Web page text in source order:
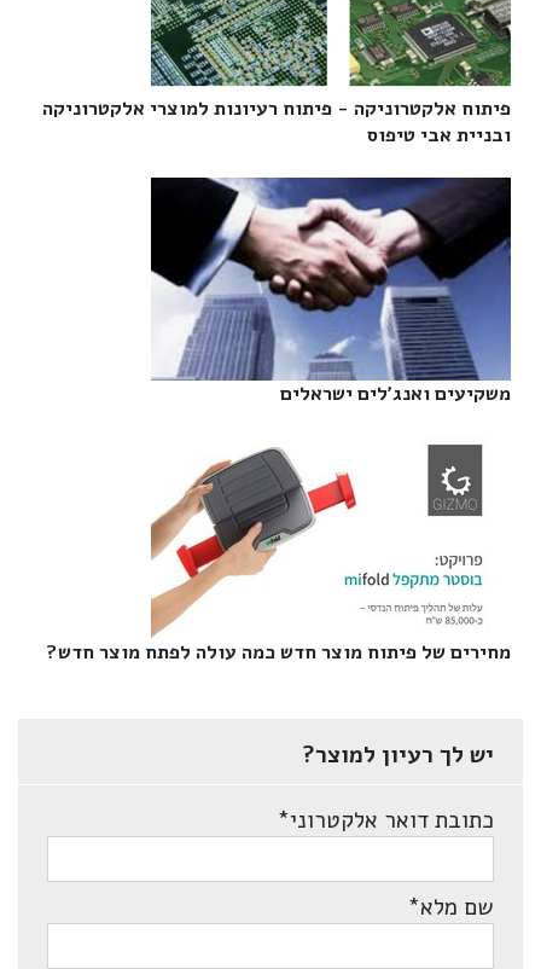
פיתוח אלקטרוניקה - פיתוח רעיונות למוצרי אלקטרוניקה
ובניית אבי טיפוס‎
משקיעים ואנג'לים ישראלים‎
מחירים של פיתוח מוצר חדש כמה עולה לפתח מוצר חדש?‎
יש לך רעיון למוצר?
כתובת דואר אלקטרוני*
שם מלא*